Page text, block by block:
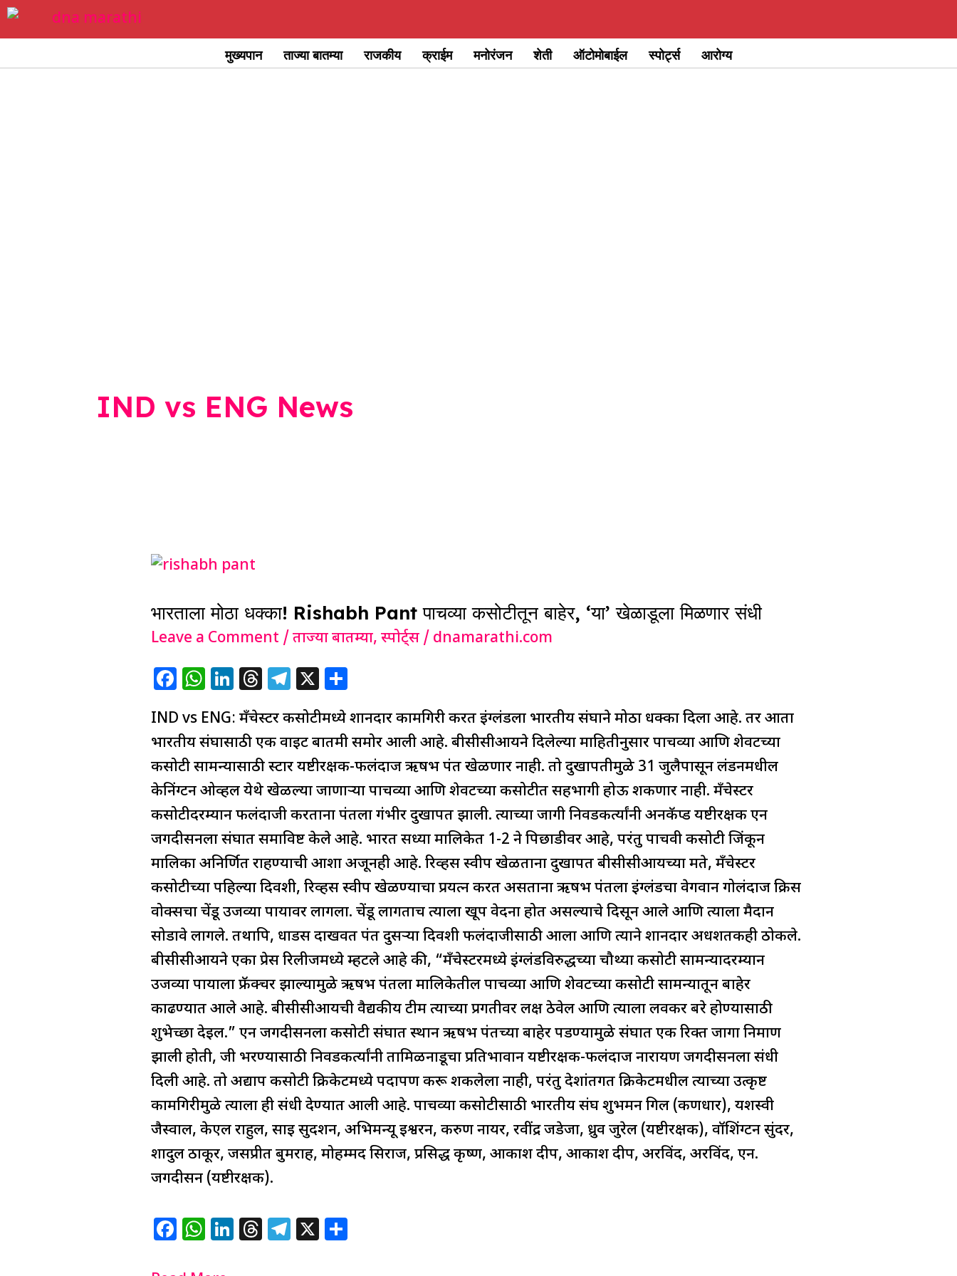
Skip
to
मुख्यपान ताज्या बातम्या राजकीय क्राईम मनोरंजन शेती ऑटोमोबाईल स्पोर्ट्स आरोग्य
IND vs ENG News
भारताला मोठा धक्का! Rishabh Pant पाचव्या कसोटीतून बाहेर, ‘या’ खेळाडूला मिळणार संधी
Leave a Comment /ताज्या बातम्या,स्पोर्ट्स / dnamarathi.com
F
c
e
b
o
o
k
W
at
s
A
p
p
Li
n
k
e
dI
n
T
re
a
d
s
T
el
e
g
ra
m
X
ar
e
IND vs ENG: मँचेस्टर कसोटीमध्ये शानदार कामगिरी करत इंग्लंडला भारतीय संघाने मोठा धक्का दिला आहे. तर आता
भारतीय संघासाठी एक वाईट बातमी समोर आली आहे. बीसीसीआयने दिलेल्या माहितीनुसार पाचव्या आणि शेवटच्या
कसोटी सामन्यासाठी स्टार यष्टीरक्षक-फलंदाज ऋषभ पंत खेळणार नाही. तो दुखापतीमुळे 31 जुलैपासून लंडनमधील
केनिंग्टन ओव्हल येथे खेळल्या जाणाऱ्या पाचव्या आणि शेवटच्या कसोटीत सहभागी होऊ शकणार नाही. मँचेस्टर
कसोटीदरम्यान फलंदाजी करताना पंतला गंभीर दुखापत झाली. त्याच्या जागी निवडकर्त्यांनी अनकॅप्ड यष्टीरक्षक एन
जगदीसनला संघात समाविष्ट केले आहे. भारत सध्या मालिकेत 1-2 ने पिछाडीवर आहे, परंतु पाचवी कसोटी जिंकून
मालिका अनिर्णित राहण्याची आशा अजूनही आहे. रिव्हर्स स्वीप खेळताना दुखापत बीसीसीआयच्या मते, मँचेस्टर
कसोटीच्या पहिल्या दिवशी, रिव्हर्स स्वीप खेळण्याचा प्रयत्न करत असताना ऋषभ पंतला इंग्लंडचा वेगवान गोलंदाज क्रिस
वोक्सचा चेंडू उजव्या पायावर लागला. चेंडू लागताच त्याला खूप वेदना होत असल्याचे दिसून आले आणि त्याला मैदान
सोडावे लागले. तथापि, धाडस दाखवत पंत दुसऱ्या दिवशी फलंदाजीसाठी आला आणि त्याने शानदार अर्धशतकही ठोकले.
बीसीसीआयने एका प्रेस रिलीजमध्ये म्हटले आहे की, “मँचेस्टरमध्ये इंग्लंडविरुद्धच्या चौथ्या कसोटी सामन्यादरम्यान
उजव्या पायाला फ्रॅक्चर झाल्यामुळे ऋषभ पंतला मालिकेतील पाचव्या आणि शेवटच्या कसोटी सामन्यातून बाहेर
काढण्यात आले आहे. बीसीसीआयची वैद्यकीय टीम त्याच्या प्रगतीवर लक्ष ठेवेल आणि त्याला लवकर बरे होण्यासाठी
शुभेच्छा देईल.” एन जगदीसनला कसोटी संघात स्थान ऋषभ पंतच्या बाहेर पडण्यामुळे संघात एक रिक्त जागा निर्माण
झाली होती, जी भरण्यासाठी निवडकर्त्यांनी तामिळनाडूचा प्रतिभावान यष्टीरक्षक-फलंदाज नारायण जगदीसनला संधी
दिली आहे. तो अद्याप कसोटी क्रिकेटमध्ये पदार्पण करू शकलेला नाही, परंतु देशांतर्गत क्रिकेटमधील त्याच्या उत्कृष्ट
कामगिरीमुळे त्याला ही संधी देण्यात आली आहे. पाचव्या कसोटीसाठी भारतीय संघ शुभमन गिल (कर्णधार), यशस्वी
जैस्वाल, केएल राहुल, साई सुदर्शन, अभिमन्यू ईश्वरन, करुण नायर, रवींद्र जडेजा, ध्रुव जुरेल (यष्टीरक्षक), वॉशिंग्टन सुंदर,
शार्दुल ठाकूर, जसप्रीत बुमराह, मोहम्मद सिराज, प्रसिद्ध कृष्ण, आकाश दीप, आकाश दीप, अरविंद, अरविंद, एन.
जगदीसन (यष्टीरक्षक).
F W Li T T X
भारताला
धक्का!
Rishabh
Pant
पाचव्या
कसोटीतून
बाहेर,
‘या’
खेळाडूला
मिळणार
संधी